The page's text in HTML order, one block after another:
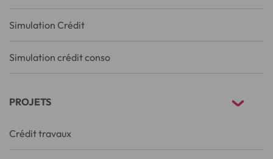
Simulation Crédit
Simulation crédit conso
PROJETS
Crédit travaux